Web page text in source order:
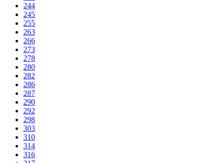
244
245
255
263
266
273
278
280
282
286
287
290
292
298
303
310
314
316